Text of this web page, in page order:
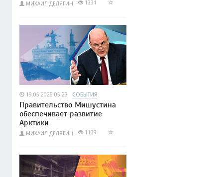
МИХАИЛ ДЕЛЯГИН 1331
19.05.2025 05:23 СОБЫТИЯ
Правительство Мишустина
обеспечивает развитие
Арктики
МИХАИЛ ДЕЛЯГИН 1139